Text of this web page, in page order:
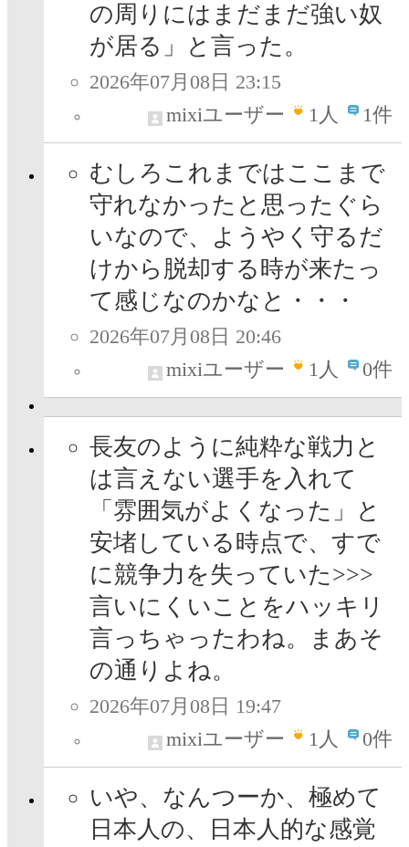
の周りにはまだまだ強い奴
が居る」と言った。
2026年07月08日 23:15
mixiユーザー
1人 1件
むしろこれまではここまで
守れなかったと思ったぐら
いなので、ようやく守るだ
けから脱却する時が来たっ
て感じなのかなと・・・
2026年07月08日 20:46
mixiユーザー
1人 0件
長友のように純粋な戦力と
は言えない選手を入れて
「雰囲気がよくなった」と
安堵している時点で、すで
に競争力を失っていた>>>
言いにくいことをハッキリ
言っちゃったわね。まあそ
の通りよね。
2026年07月08日 19:47
mixiユーザー
1人 0件
いや、なんつーか、極めて
日本人の、日本人的な感覚